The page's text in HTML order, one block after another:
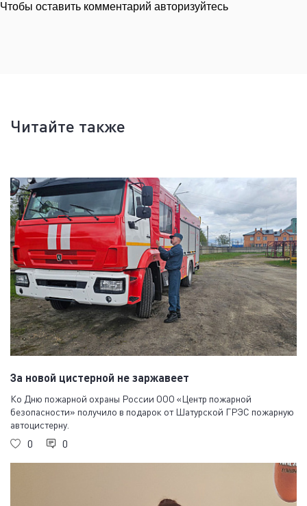
Чтобы оставить комментарий авторизуйтесь
Читайте также
За новой цистерной не заржавеет
Ко Дню пожарной охраны России ООО «Центр пожарной
безопасности» получило в подарок от Шатурской ГРЭС пожарную
автоцистерну.
0 0